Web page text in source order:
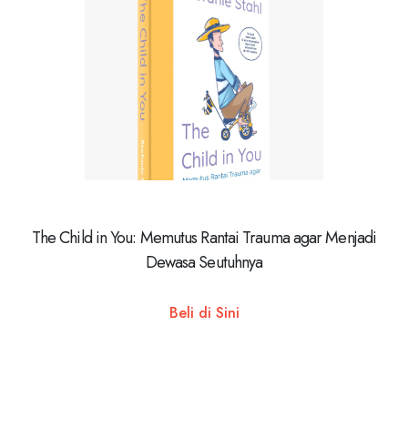
The Child in You: Memutus Rantai Trauma agar Menjadi
Dewasa Seutuhnya
Beli di Sini